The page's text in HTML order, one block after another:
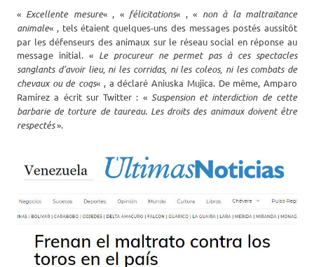
« Excellente mesure« , « félicitations« , « non à la maltraitance
animale« , tels étaient quelques-uns des messages postés aussitôt
par les défenseurs des animaux sur le réseau social en réponse au
message initial. « Le procureur ne permet pas à ces spectacles
sanglants d’avoir lieu, ni les corridas, ni les coleos, ni les combats de
chevaux ou de coqs« , a déclaré Aniuska Mujica. De même, Amparo
Ramírez a écrit sur Twitter : « Suspension et interdiction de cette
barbarie de torture de taureau. Les droits des animaux doivent être
respectés».